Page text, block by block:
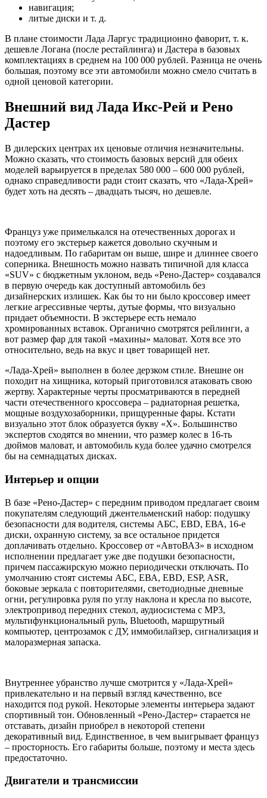
навигация;
литые диски и т. д.
В плане стоимости Лада Ларгус традиционно фаворит, т. к.
дешевле Логана (после рестайлинга) и Дастера в базовых
комплектациях в среднем на 100 000 рублей. Разница не очень
большая, поэтому все эти автомобили можно смело считать в
одной ценовой категории.
Внешний вид Лада Икс-Рей и Рено
Дастер
В дилерских центрах их ценовые отличия незначительны.
Можно сказать, что стоимость базовых версий для обеих
моделей варьируется в пределах 580 000 – 600 000 рублей,
однако справедливости ради стоит сказать, что «Лада-Хрей»
будет хоть на десять – двадцать тысяч, но дешевле.
Француз уже примелькался на отечественных дорогах и
поэтому его экстерьер кажется довольно скучным и
надоедливым. По габаритам он выше, шире и длиннее своего
соперника. Внешность можно назвать типичной для класса
«SUV» с бюджетным уклоном, ведь «Рено-Дастер» создавался
в первую очередь как доступный автомобиль без
дизайнерских излишек. Как бы то ни было кроссовер имеет
легкие агрессивные черты, дутые формы, что визуально
придает объемности. В экстерьере есть немало
хромированных вставок. Органично смотрятся рейлинги, а
вот размер фар для такой «махины» маловат. Хотя все это
относительно, ведь на вкус и цвет товарищей нет.
«Лада-Хрей» выполнен в более дерзком стиле. Внешне он
походит на хищника, который приготовился атаковать свою
жертву. Характерные черты просматриваются в передней
части отечественного кроссовера – радиаторная решетка,
мощные воздухозаборники, прищуренные фары. Кстати
визуально этот блок образуется букву «Х». Большинство
экспертов сходятся во мнении, что размер колес в 16-ть
дюймов маловат, и автомобиль куда более удачно смотрелся
бы на семнадцатых дисках.
Интерьер и опции
В базе «Рено-Дастер» с передним приводом предлагает своим
покупателям следующий джентельменский набор: подушку
безопасности для водителя, системы АБС, ЕВD, ЕВА, 16-е
диски, охранную систему, за все остальное придется
доплачивать отдельно. Кроссовер от «АвтоВАЗ» в исходном
исполнении предлагает уже две подушки безопасности,
причем пассажирскую можно периодически отключать. По
умолчанию стоят системы АБС, ЕВА, ЕВD, ESP, ASR,
боковые зеркала с повторителями, светодиодные дневные
огни, регулировка руля по углу наклона и кресла по высоте,
электропривод передних стекол, аудиосистема с МР3,
мультифункциональный руль, Bluetooth, маршрутный
компьютер, центрозамок с ДУ, иммобилайзер, сигнализация и
малоразмерная запаска.
Внутреннее убранство лучше смотрится у «Лада-Хрей»
привлекательно и на первый взгляд качественно, все
находится под рукой. Некоторые элементы интерьера задают
спортивный тон. Обновленный «Рено-Дастер» старается не
отставать, дизайн приобрел в некоторой степени
декоративный вид. Единственное, в чем выигрывает француз
– просторность. Его габариты больше, поэтому и места здесь
предостаточно.
Двигатели и трансмиссии